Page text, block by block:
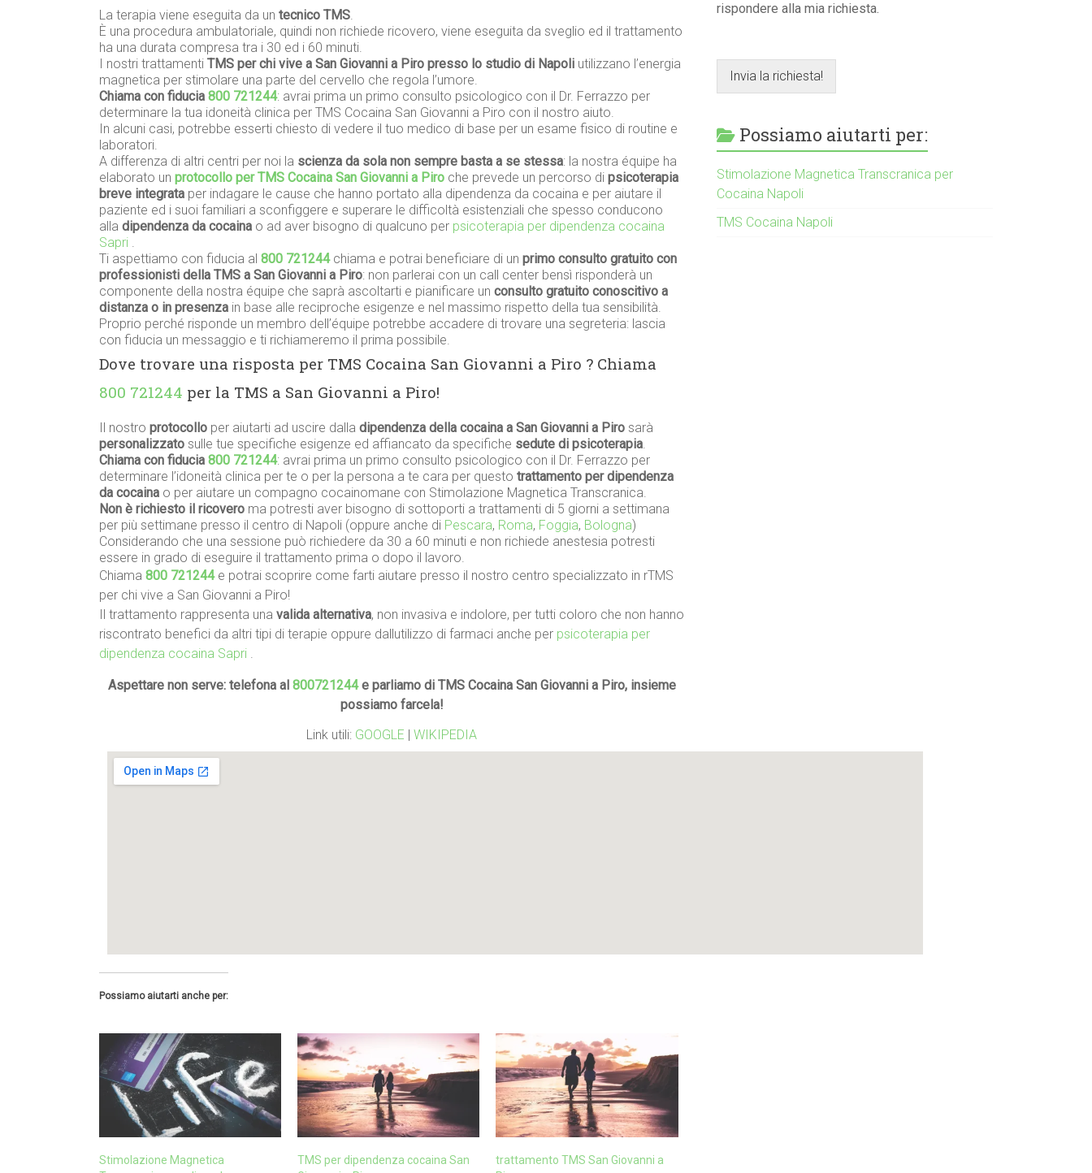
La terapia viene eseguita da un tecnico TMS.
È una procedura ambulatoriale, quindi non richiede ricovero, viene eseguita da sveglio ed il trattamento
ha una durata compresa tra i 30 ed i 60 minuti.
I nostri trattamenti TMS per chi vive a San Giovanni a Piro presso lo studio di Napoli utilizzano l’energia
magnetica per stimolare una parte del cervello che regola l’umore.
Chiama con fiducia 800 721244: avrai prima un primo consulto psicologico con il Dr. Ferrazzo per
determinare la tua idoneità clinica per TMS Cocaina San Giovanni a Piro con il nostro aiuto.
In alcuni casi, potrebbe esserti chiesto di vedere il tuo medico di base per un esame fisico di routine e
laboratori.
A differenza di altri centri per noi la scienza da sola non sempre basta a se stessa: la nostra équipe ha
elaborato un protocollo per TMS Cocaina San Giovanni a Piro che prevede un percorso di psicoterapia
breve integrata per indagare le cause che hanno portato alla dipendenza da cocaina e per aiutare il
paziente ed i suoi familiari a sconfiggere e superare le difficoltà esistenziali che spesso conducono
alla dipendenza da cocaina o ad aver bisogno di qualcuno per psicoterapia per dipendenza cocaina
Sapri .
Ti aspettiamo con fiducia al 800 721244chiama e potrai beneficiare di un primo consulto gratuito con
professionisti della TMS a San Giovanni a Piro: non parlerai con un call center bensì risponderà un
componente della nostra équipe che saprà ascoltarti e pianificare un consulto gratuito conoscitivo a
distanza o in presenza in base alle reciproche esigenze e nel massimo rispetto della tua sensibilità.
Proprio perché risponde un membro dell’équipe potrebbe accadere di trovare una segreteria: lascia
con fiducia un messaggio e ti richiameremo il prima possibile.
Dove trovare una risposta per TMS Cocaina San Giovanni a Piro ? Chiama
800 721244 per la TMS a San Giovanni a Piro!
Il nostro protocollo per aiutarti ad uscire dalla dipendenza della cocaina a San Giovanni a Piro sarà
personalizzato sulle tue specifiche esigenze ed affiancato da specifiche sedute di psicoterapia.
Chiama con fiducia 800 721244: avrai prima un primo consulto psicologico con il Dr. Ferrazzo per
determinare l’idoneità clinica per te o per la persona a te cara per questo trattamento per dipendenza
da cocaina o per aiutare un compagno cocainomane con Stimolazione Magnetica Transcranica.
Non è richiesto il ricovero ma potresti aver bisogno di sottoporti a trattamenti di 5 giorni a settimana
per più settimane presso il centro di Napoli (oppure anche di Pescara, Roma, Foggia, Bologna)
Considerando che una sessione può richiedere da 30 a 60 minuti e non richiede anestesia potresti
essere in grado di eseguire il trattamento prima o dopo il lavoro.
Chiama 800 721244e potrai scoprire come farti aiutare presso il nostro centro specializzato in rTMS
per chi vive a San Giovanni a Piro!
Il trattamento rappresenta una valida alternativa, non invasiva e indolore, per tutti coloro che non hanno
riscontrato benefici da altri tipi di terapie oppure dallutilizzo di farmaci anche per psicoterapia per
dipendenza cocaina Sapri .
Aspettare non serve: telefona al 800721244e parliamo di TMS Cocaina San Giovanni a Piro, insieme
possiamo farcela!
Link utili: GOOGLE | WIKIPEDIA
Possiamo aiutarti anche per:
Stimolazione Magnetica
TMS per dipendenza cocaina San
trattamento TMS San Giovanni a
rispondere alla mia richiesta.
Invia la richiesta!
Possiamo aiutarti per:
Stimolazione Magnetica Transcranica per
Cocaina Napoli
TMS Cocaina Napoli